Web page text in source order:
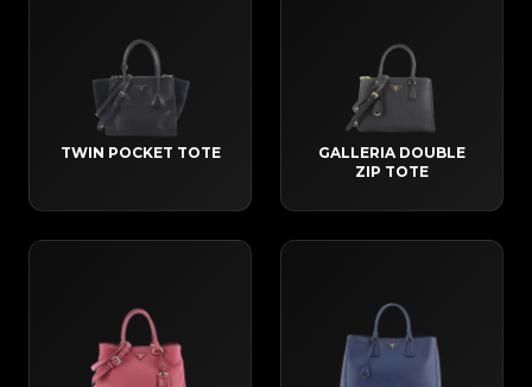
TWIN POCKET TOTE
GALLERIA DOUBLE
ZIP TOTE